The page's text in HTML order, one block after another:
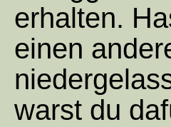
erhalten.
einen
warst du